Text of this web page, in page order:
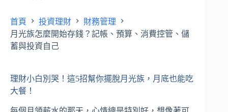
首頁 投資理財
財務管理
月光族怎麼開始存錢？記帳、預算、消費控管、儲
蓄與投資自己
理財小白別哭！這5招幫你擺脫月光族，月底也能吃
大餐！